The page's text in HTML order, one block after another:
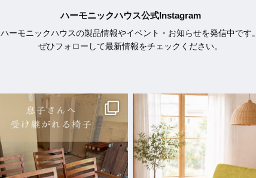
ハーモニックハウス公式Instagram
ハーモニックハウスの製品情報やイベント・お知らせを発信中です。
ぜひフォローして最新情報をチェックください。